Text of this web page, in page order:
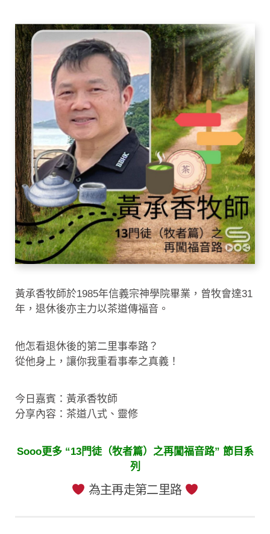
黃承香牧師於1985年信義宗神學院畢業，曾牧會達31
年，退休後亦主力以茶道傳福音。
他怎看退休後的第二里事奉路？
從他身上，讓你我重看事奉之真義！
今日嘉賓：黃承香牧師
分享內容：茶道八式、靈修
Sooo更多 “13門徒（牧者篇）之再闖福音路” 節目系
列
為主再走第二里路